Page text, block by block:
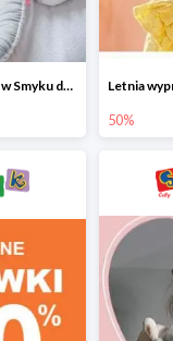
Marka Motherhood w Smyku do -40%
50%